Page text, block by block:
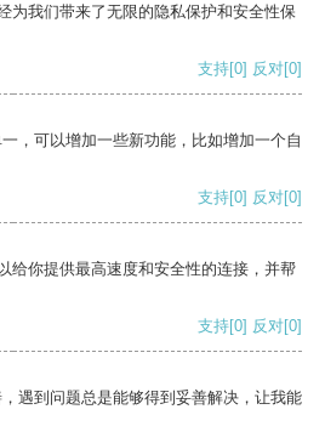
为我们带来了无限的隐私保护和安全性保
支持[0] 反对[0]
，可以增加一些新功能，比如增加一个自
支持[0] 反对[0]
给你提供最高速度和安全性的连接，并帮
支持[0] 反对[0]
遇到问题总是能够得到妥善解决，让我能